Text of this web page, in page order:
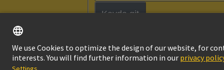
Kayda git